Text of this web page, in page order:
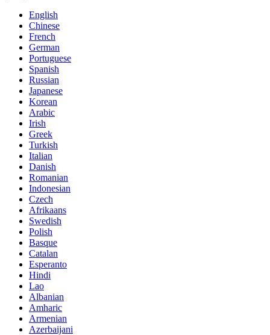
English
Chinese
French
German
Portuguese
Spanish
Russian
Japanese
Korean
Arabic
Irish
Greek
Turkish
Italian
Danish
Romanian
Indonesian
Czech
Afrikaans
Swedish
Polish
Basque
Catalan
Esperanto
Hindi
Lao
Albanian
Amharic
Armenian
Azerbaijani